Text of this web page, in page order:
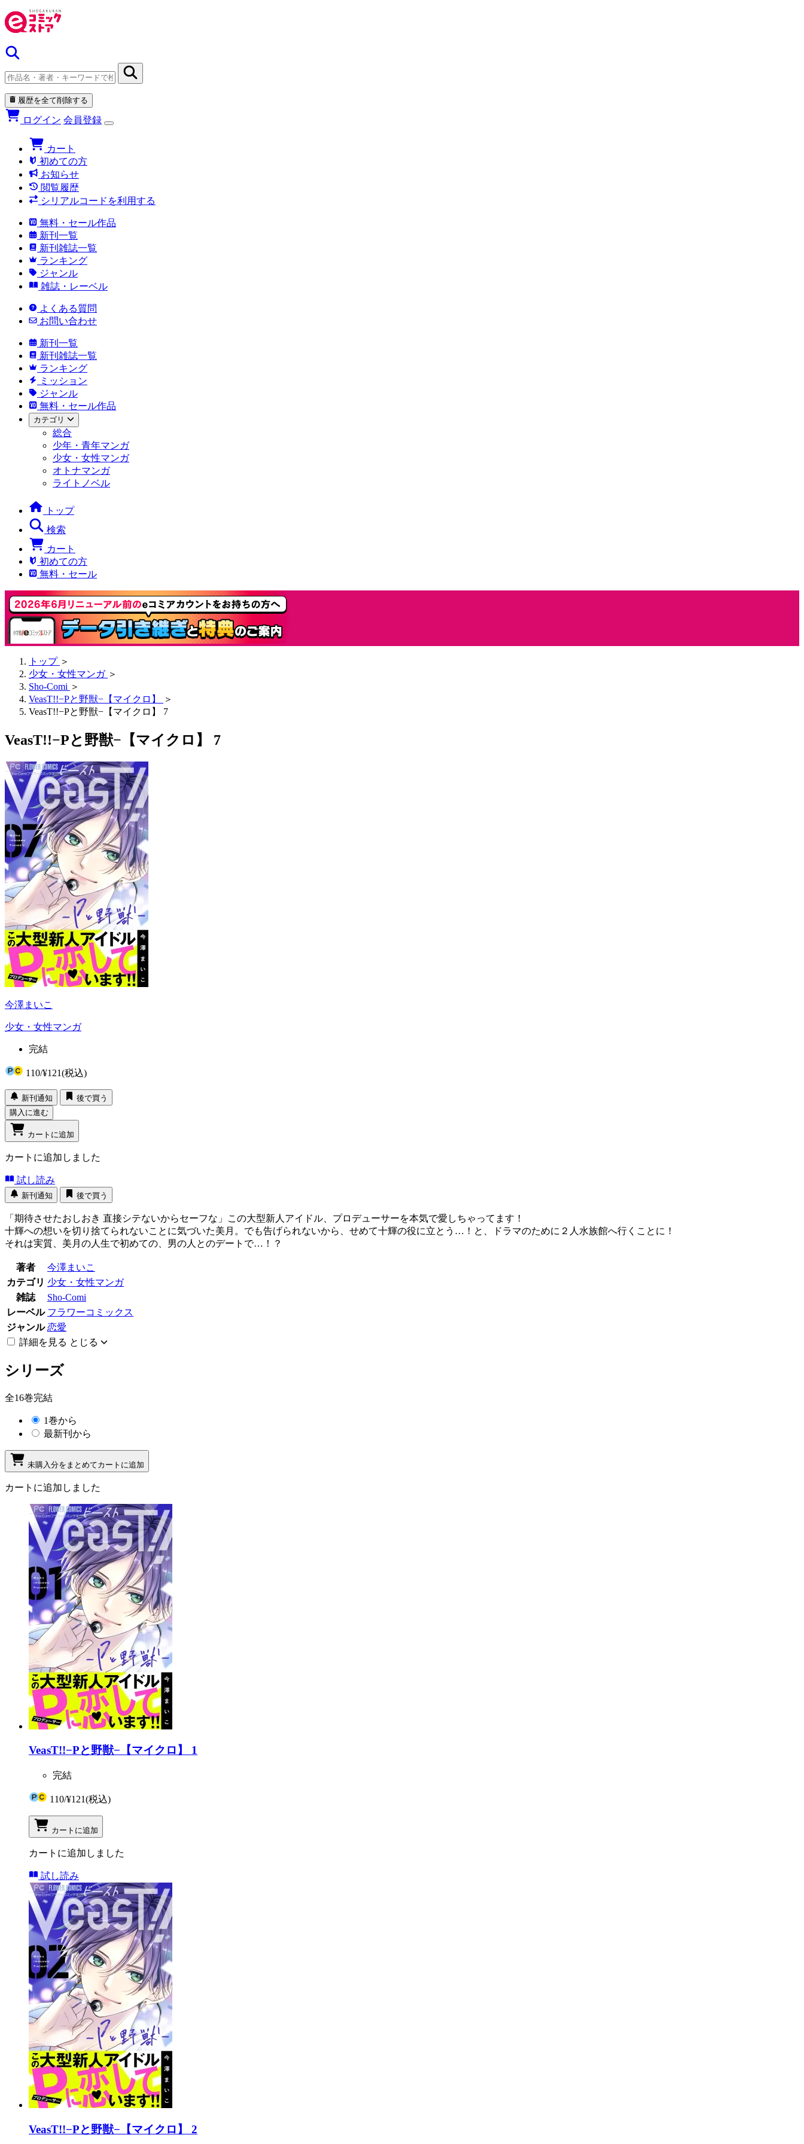
履歴を全て削除する
ログイン 会員登録
カート
初めての方
お知らせ
閲覧履歴
シリアルコードを利用する
無料・セール作品
新刊一覧
新刊雑誌一覧
ランキング
ジャンル
雑誌・レーベル
よくある質問
お問い合わせ
新刊一覧
新刊雑誌一覧
ランキング
ミッション
ジャンル
無料・セール作品
カテゴリ
総合
少年・青年マンガ
少女・女性マンガ
オトナマンガ
ライトノベル
トップ
検索
カート
初めての方
無料・セール
トップ ＞
少女・女性マンガ ＞
Sho-Comi ＞
VeasT!!−Pと野獣−【マイクロ】
＞
VeasT!!−Pと野獣−【マイクロ】 7
VeasT!!−Pと野獣−【マイクロ】 7
今澤まいこ
少女・女性マンガ
完結
110/¥121(税込)
新刊通知
後で買う
購入に進む
カートに追加
カートに追加しました
試し読み
新刊通知 後で買う
「期待させたおしおき 直接シテないからセーフな」この大型新人アイドル、プロデューサーを本気で愛しちゃってます！
十輝への想いを切り捨てられないことに気づいた美月。でも告げられないから、せめて十輝の役に立とう…！と、ドラマのために２人水族館へ行くことに！
それは実質、美月の人生で初めての、男の人とのデートで…！？
著者
今澤まいこ
カテゴリ 少女・女性マンガ
雑誌
Sho-Comi
レーベル フラワーコミックス
ジャンル 恋愛
詳細を見る とじる
シリーズ
全16巻完結
1巻から
最新刊から
未購入分をまとめてカートに追加
カートに追加しました
VeasT!!−Pと野獣−【マイクロ】 1
完結
110/¥121(税込)
カートに追加
カートに追加しました
試し読み
VeasT!!−Pと野獣−【マイクロ】 2